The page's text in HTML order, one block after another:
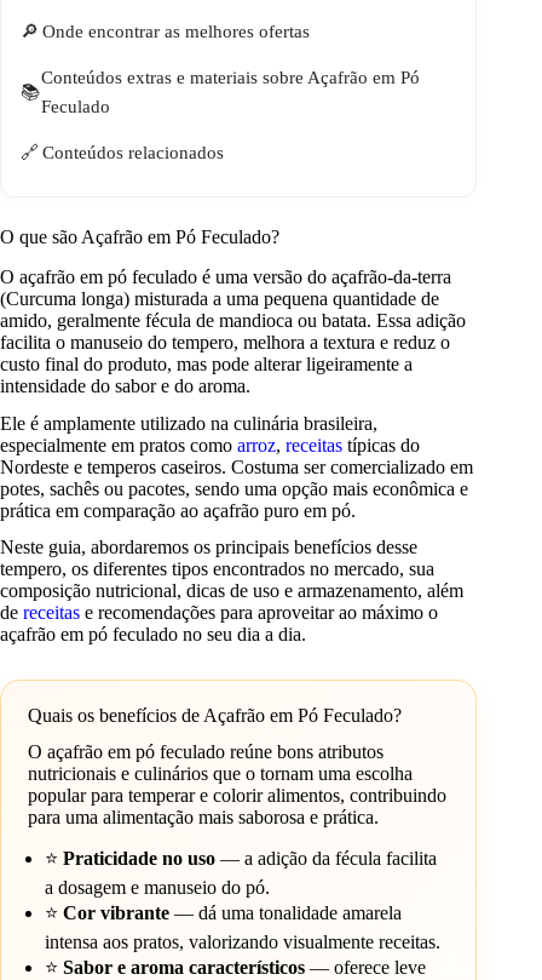
Onde encontrar as melhores ofertas
Conteúdos extras e materiais sobre Açafrão em Pó
Feculado
Conteúdos relacionados
O que são Açafrão em Pó Feculado?
O açafrão em pó feculado é uma versão do açafrão-da-terra
(Curcuma longa) misturada a uma pequena quantidade de
amido, geralmente fécula de mandioca ou batata. Essa adição
facilita o manuseio do tempero, melhora a textura e reduz o
custo final do produto, mas pode alterar ligeiramente a
intensidade do sabor e do aroma.
Ele é amplamente utilizado na culinária brasileira,
especialmente em pratos como arroz, receitas típicas do
Nordeste e temperos caseiros. Costuma ser comercializado em
potes, sachês ou pacotes, sendo uma opção mais econômica e
prática em comparação ao açafrão puro em pó.
Neste guia, abordaremos os principais benefícios desse
tempero, os diferentes tipos encontrados no mercado, sua
composição nutricional, dicas de uso e armazenamento, além
de receitas e recomendações para aproveitar ao máximo o
açafrão em pó feculado no seu dia a dia.
Quais os benefícios de Açafrão em Pó Feculado?
O açafrão em pó feculado reúne bons atributos
nutricionais e culinários que o tornam uma escolha
popular para temperar e colorir alimentos, contribuindo
para uma alimentação mais saborosa e prática.
⭐Praticidade no uso — a adição da fécula facilita
a dosagem e manuseio do pó.
⭐Cor vibrante — dá uma tonalidade amarela
intensa aos pratos, valorizando visualmente receitas.
⭐Sabor e aroma característicos — oferece leve